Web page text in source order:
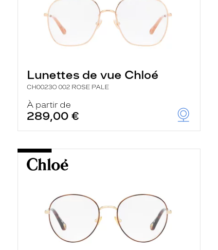
Lunettes de vue Chloé
CH0023O 002 ROSE PALE
À partir de
289,00 €